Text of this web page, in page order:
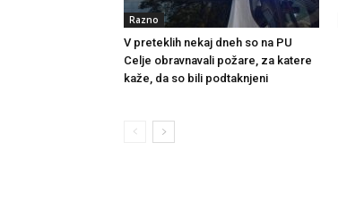
Razno
V preteklih nekaj dneh so na PU
Celje obravnavali požare, za katere
kaže, da so bili podtaknjeni